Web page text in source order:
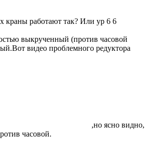
краны работают так? Или ур 6 6
выкрученный (против часовой
видео проблемного редуктора
,но ясно видно,
часовой.